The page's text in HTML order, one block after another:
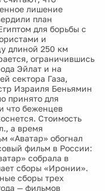
лишение
план
для борьбы с
и
длиной 250 км
ограничившись
Эйлат и на
сектора Газа,
Израиля Беньямин
принято для
что беженцев
Стоимость
а время
«Аватар» обогнал
фильм в России:
собрала в
сборы «Иронии».
сборы трех
— фильмов